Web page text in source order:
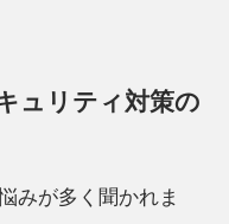
ュリティ対策の
みが多く聞かれま